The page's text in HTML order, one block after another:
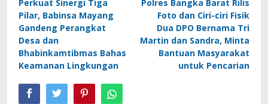
navigation
Perkuat Sinergi Tiga
Pilar, Babinsa Mayang
Gandeng Perangkat
Desa dan
Bhabinkamtibmas Bahas
Keamanan Lingkungan
Polres Bangka Barat Rilis
Foto dan Ciri-ciri Fisik
Dua DPO Bernama Tri
Martin dan Sandra, Minta
Bantuan Masyarakat
untuk Pencarian